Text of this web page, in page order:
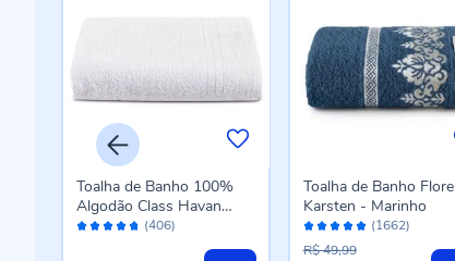
Avaliação: (406)
Toalha de Banho 100%
Algodão Class Havan
Casa - Branco
Avaliação:
96%
(1662)
Toalha de Banho
Karsten - Marinho
R$ 49,99